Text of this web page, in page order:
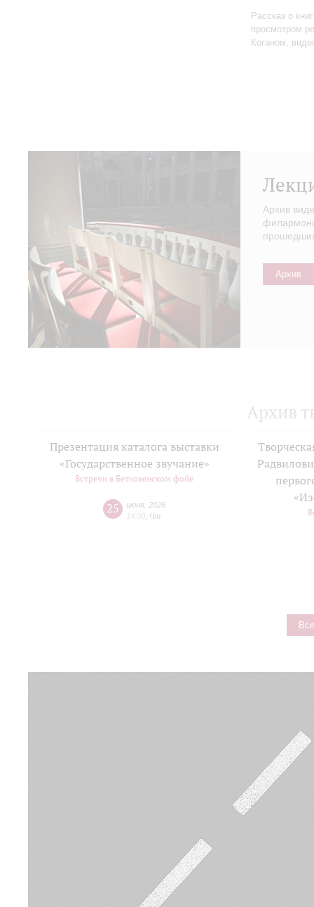
Рассказ о
просмотром
Коганом,
Архив
Архив
Архив
Презентация каталога выставки
«Государственное звучание»
Встречи в Бетховенском фойе
25 июня 2026
14:00 Чт